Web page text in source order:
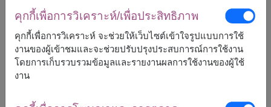
จะทำให้ของขวัญธรรมดากลายเป็นของขวัญที่น่า
จดจำ Flowers2Thailand มีบริการคัดสรรผลไม้
คุณภาพระดับพรีเมียม พร้อมจัดตกแต่งโดยทีม
งานมืออาชีพ
คุกกี้เพื่อการวิเคราะห์/เพื่อประสิทธิภาพ
คุกกี้เพื่อการวิเคราะห์ จะช่วยให้เว็บไซต์เข้าใจรูปแบบการใช้
งานของผู้เข้าชมและจะช่วยปรับปรุงประสบการณ์การใช้งาน
โดยการเก็บรวบรวมข้อมูลและรายงานผลการใช้งานของผู้ใช้
งาน